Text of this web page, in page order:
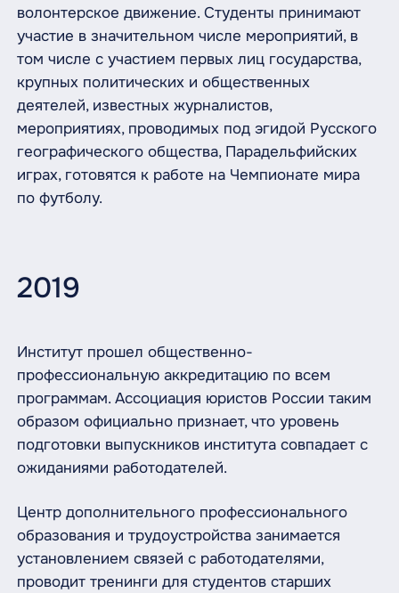
волонтерское движение. Студенты принимают
участие в значительном числе мероприятий, в
том числе с участием первых лиц государства,
крупных политических и общественных
деятелей, известных журналистов,
мероприятиях, проводимых под эгидой Русского
географического общества, Парадельфийских
играх, готовятся к работе на Чемпионате мира
по футболу.
2019
Институт прошел общественно-
профессиональную аккредитацию по всем
программам. Ассоциация юристов России таким
образом официально признает, что уровень
подготовки выпускников института совпадает с
ожиданиями работодателей.
Центр дополнительного профессионального
образования и трудоустройства занимается
установлением связей с работодателями,
проводит тренинги для студентов старших